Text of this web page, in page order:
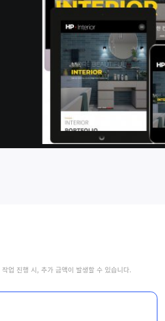
업 진행 시, 추가 금액이 발생할 수 있습니다.